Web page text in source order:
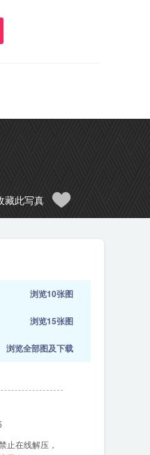
藏此写真
浏览10张图
浏览15张图
浏览全部图及下载
止在线解压，